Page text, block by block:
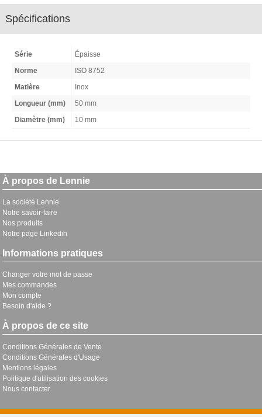
Spécifications
Série
Épaisse
Norme
ISO 8752
Matière
Inox
Longueur (mm)
50 mm
Diamètre (mm)
10 mm
À propos de Lennie
La société Lennie
Notre savoir-faire
Nos produits
Notre page Linkedin
Informations pratiques
Changer votre mot de passe
Mes commandes
Mon compte
Besoin d'aide ?
À propos de ce site
Conditions Générales de Vente
Conditions Générales d'Usage
Mentions légales
Politique d'utilisation des cookies
Nous contacter